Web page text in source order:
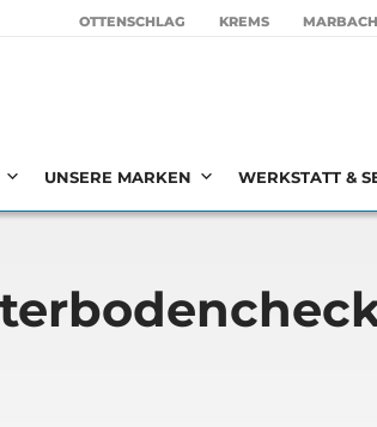
OTTEN­SCHLAG KREMS MAR­BACH
UNSERE MARKEN WERKSTATT &